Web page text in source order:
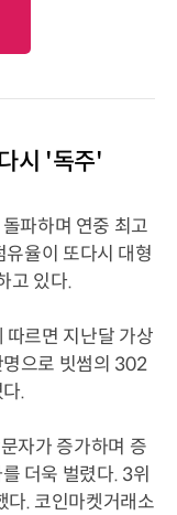
시 '독주'
파하며 연중 최고
율이 또다시 대형
고 있다.
따르면 지난달 가상
으로 빗썸의 302
.
자가 증가하며 증
더욱 벌렸다. 3위
다. 코인마켓거래소